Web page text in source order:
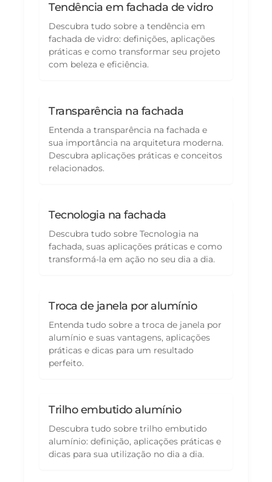
Tendência em fachada de vidro
Descubra tudo sobre a tendência em
fachada de vidro: definições, aplicações
práticas e como transformar seu projeto
com beleza e eficiência.
Transparência na fachada
Entenda a transparência na fachada e
sua importância na arquitetura moderna.
Descubra aplicações práticas e conceitos
relacionados.
Tecnologia na fachada
Descubra tudo sobre Tecnologia na
fachada, suas aplicações práticas e como
transformá-la em ação no seu dia a dia.
Troca de janela por alumínio
Entenda tudo sobre a troca de janela por
alumínio e suas vantagens, aplicações
práticas e dicas para um resultado
perfeito.
Trilho embutido alumínio
Descubra tudo sobre trilho embutido
alumínio: definição, aplicações práticas e
dicas para sua utilização no dia a dia.